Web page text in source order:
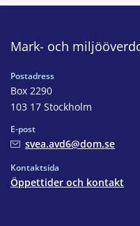
Mark- och
Postadress
Box 2290
103 17 Stockholm
E-post
svea.avd6@dom.se
Kontaktsida
Öppettider och kontakt